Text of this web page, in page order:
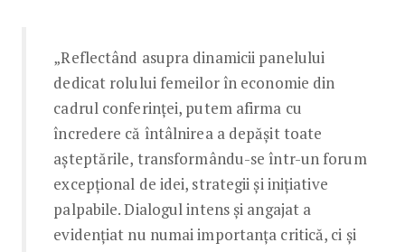
„Reflectând asupra dinamicii panelului
dedicat rolului femeilor în economie din
cadrul conferinței, putem afirma cu
încredere că întâlnirea a depășit toate
așteptările, transformându-se într-un forum
excepțional de idei, strategii și inițiative
palpabile. Dialogul intens și angajat a
evidențiat nu numai importanța critică, ci și